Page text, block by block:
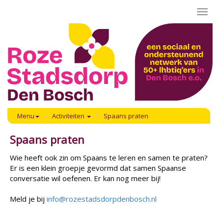
Menu Activiteiten Spaans praten
Spaans praten
Wie heeft ook zin om Spaans te leren en samen te praten?
Er is een klein groepje gevormd dat samen Spaanse
conversatie wil oefenen. Er kan nog meer bij!
Meld je bij info@rozestadsdorpdenbosch.nl